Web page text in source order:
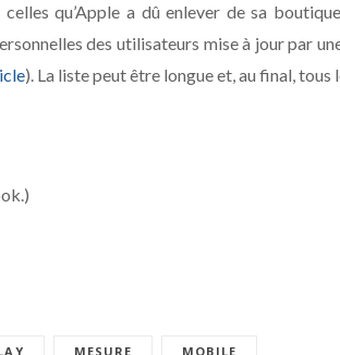
qu’Apple a dû enlever de sa
des utilisateurs mise à jour par
). La liste peut être longue et, au final, tous
MESURE MOBILE